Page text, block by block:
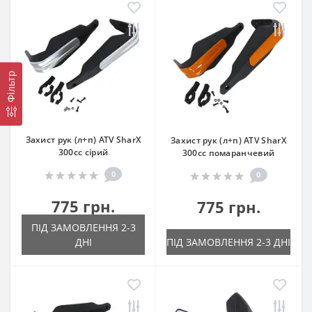
Фільтр
Захист рук (л+п) ATV SharX
300сс сірий
0
775 грн.
ПІД ЗАМОВЛЕННЯ 2-3
ДНІ
Захист рук (л+п) ATV SharX
300сс помаранчевий
0
775 грн.
ПІД ЗАМОВЛЕННЯ 2-3 ДНІ